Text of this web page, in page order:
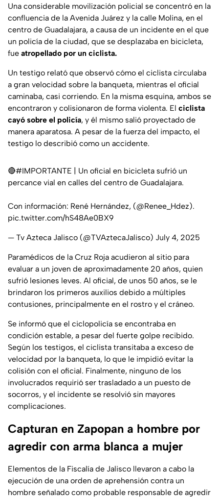
Una considerable movilización policial se concentró en la
confluencia de la Avenida Juárez y la calle Molina, en el
centro de Guadalajara, a causa de un incidente en el que
un policía de la ciudad, que se desplazaba en bicicleta,
fue atropellado por un ciclista.
Un testigo relató que observó cómo el ciclista circulaba
a gran velocidad sobre la banqueta, mientras el oficial
caminaba, casi corriendo. En la misma esquina, ambos se
encontraron y colisionaron de forma violenta. El ciclista
cayó sobre el policía, y él mismo salió proyectado de
manera aparatosa. A pesar de la fuerza del impacto, el
testigo lo describió como un accidente.
🔴#IMPORTANTE | Un oficial en bicicleta sufrió un
percance vial en calles del centro de Guadalajara.
Con información: René Hernández, (@Renee_Hdez).
pic.twitter.com/hS48Ae0BX9
— Tv Azteca Jalisco (@TVAztecaJalisco) July 4, 2025
Paramédicos de la Cruz Roja acudieron al sitio para
evaluar a un joven de aproximadamente 20 años, quien
sufrió lesiones leves. Al oficial, de unos 50 años, se le
brindaron los primeros auxilios debido a múltiples
contusiones, principalmente en el rostro y el cráneo.
Se informó que el ciclopolicía se encontraba en
condición estable, a pesar del fuerte golpe recibido.
Según los testigos, el ciclista transitaba a exceso de
velocidad por la banqueta, lo que le impidió evitar la
colisión con el oficial. Finalmente, ninguno de los
involucrados requirió ser trasladado a un puesto de
socorros, y el incidente se resolvió sin mayores
complicaciones.
Capturan en Zapopan a hombre por
agredir con arma blanca a mujer
Elementos de la Fiscalía de Jalisco llevaron a cabo la
ejecución de una orden de aprehensión contra un
hombre señalado como probable responsable de agredir